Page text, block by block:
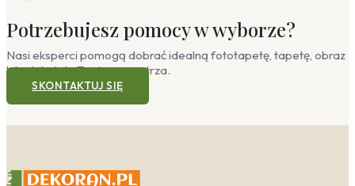
Potrzebujesz pomocy w wyborze?
Nasi eksperci pomogą dobrać idealną fototapetę, tapetę, obraz
lub plakat do Twojego wnętrza.
SKONTAKTUJ SIĘ